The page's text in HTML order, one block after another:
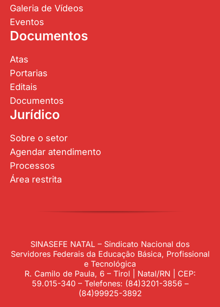
Galeria de Vídeos
Eventos
Documentos
Atas
Portarias
Editais
Documentos
Jurídico
Sobre o setor
Agendar atendimento
Processos
Área restrita
SINASEFE NATAL – Sindicato Nacional dos
Servidores Federais da Educação Básica, Profissional
e Tecnológica
R. Camilo de Paula, 6 – Tirol | Natal/RN | CEP:
59.015-340 – Telefones: (84)3201-3856 –
(84)99925-3892